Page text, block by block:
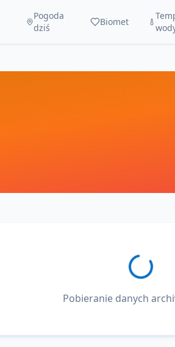
Pogoda
dziś
Biomet
Pobieranie danych